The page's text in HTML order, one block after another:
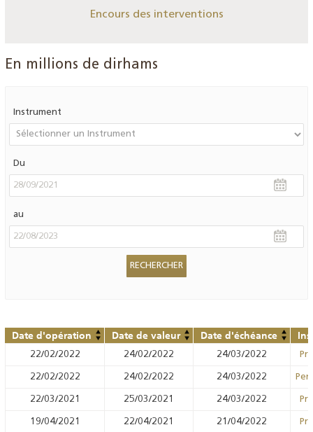
Encours des interventions
En millions de dirhams
Instrument
Du
au
Date d'opération Date de valeur Date d'échéance
22/02/2022 24/02/2022 24/03/2022
22/02/2022 24/02/2022 24/03/2022
22/03/2021 25/03/2021 24/03/2022
19/04/2021 22/04/2021 21/04/2022